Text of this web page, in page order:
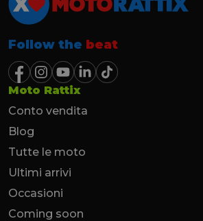
Follow the beat
Moto Rattix
Conto vendita
Blog
Tutte le moto
Ultimi arrivi
Occasioni
Coming soon